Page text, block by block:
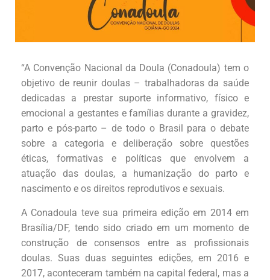
“A Convenção Nacional da Doula (Conadoula) tem o
objetivo de reunir doulas – trabalhadoras da saúde
dedicadas a prestar suporte informativo, físico e
emocional a gestantes e famílias durante a gravidez,
parto e pós-parto – de todo o Brasil para o debate
sobre a categoria e deliberação sobre questões
éticas, formativas e políticas que envolvem a
atuação das doulas, a humanização do parto e
nascimento e os direitos reprodutivos e sexuais.
A Conadoula teve sua primeira edição em 2014 em
Brasília/DF, tendo sido criado em um momento de
construção de consensos entre as profissionais
doulas. Suas duas seguintes edições, em 2016 e
2017, aconteceram também na capital federal, mas a